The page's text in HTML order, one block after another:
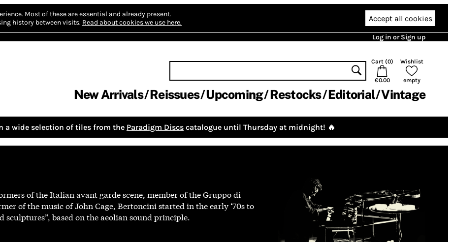
Most of these are essential and already present.
history between visits. Read about cookies we use here. Accept all cookies
Log in or Sign up
Cart (0)
€0.00
Wishlist
empty
New Arrivals Reissues Upcoming Restocks Editorial Vintage
a wide selection of tiles from the Paradigm Discs catalogue until Thursday at midnight! 🔥
of the Italian avant garde scene, member of the Gruppo di
of the music of John Cage, Bertoncini started in the early ‘70s to
based on the aeolian sound principle.